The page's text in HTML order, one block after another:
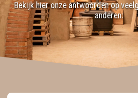
Bekijk hier onze antwoorden op
anderen: